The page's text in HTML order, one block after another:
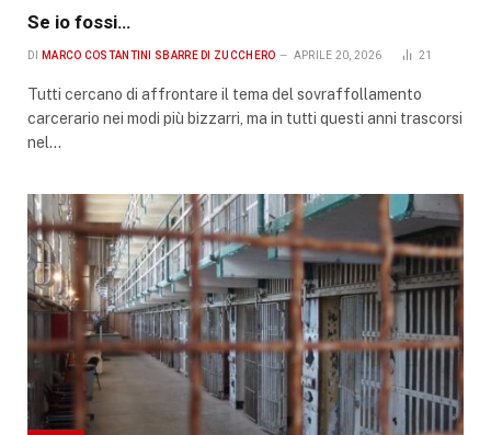
Se io fossi…
DI MARCO COSTANTINI SBARRE DI ZUCCHERO APRILE 20, 2026 21
Tutti cercano di affrontare il tema del sovraffollamento
carcerario nei modi più bizzarri, ma in tutti questi anni trascorsi
nel…